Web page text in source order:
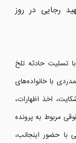
رجایی در روز
تسلیت حادثه تلخ
با خانواده‌های
اخذ اظهارات،
مربوط به پرونده
با حضور اینجانب،